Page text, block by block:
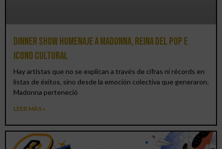
Dinner Show homenaje a Madonna, reina del pop e
icono cultural
Hay artistas que no se explican a través de cifras ni récords en
listas de éxitos, sino desde la emoción colectiva que generaron.
Madonna perteneció
LEER MÁS »